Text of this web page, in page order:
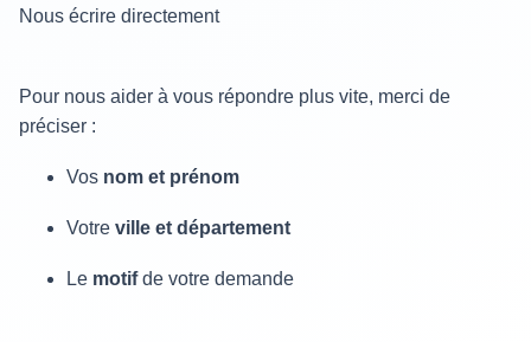
Nous écrire directement
Pour nous aider à vous répondre plus vite, merci de
préciser :
Vos nom et prénom
Votre ville et département
Le motifde votre demande